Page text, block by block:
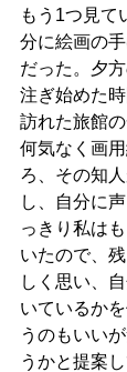
もう1つ見て
分に絵画の
だった。夕
注ぎ始めた
訪れた旅館
何気なく画
ろ、その知
し、自分に
っきり私は
いたので、
しく思い、
いているか
うのもいい
うかと提案